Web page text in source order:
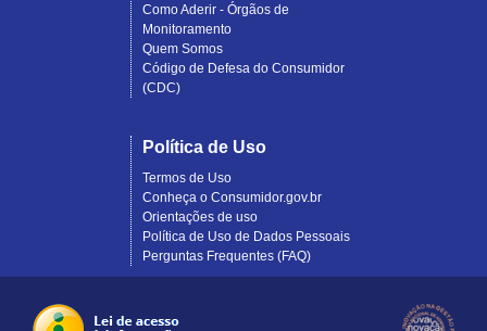
Como Aderir - Órgãos de
Monitoramento
Quem Somos
Código de Defesa do Consumidor
(CDC)
Política de Uso
Termos de Uso
Conheça o Consumidor.gov.br
Orientações de uso
Política de Uso de Dados Pessoais
Perguntas Frequentes (FAQ)